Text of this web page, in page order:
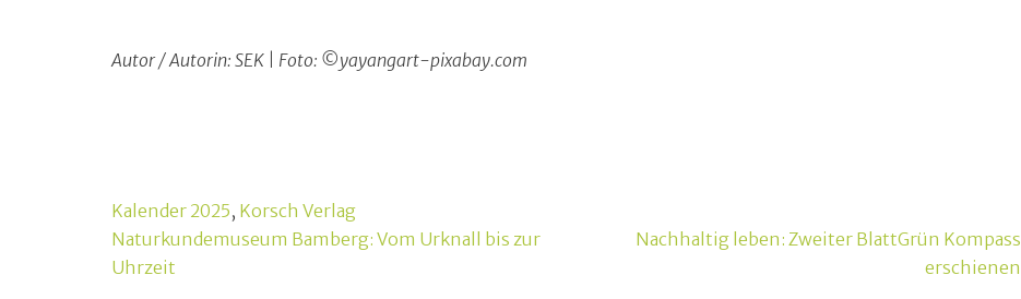
Autor / Autorin: SEK | Foto: ©yayangart-pixabay.com
Kalender 2025, Korsch Verlag
Beitragsnavigation
Naturkundemuseum Bamberg: Vom Urknall bis zur
Uhrzeit
Nachhaltig leben: Zweiter BlattGrün Kompass
erschienen